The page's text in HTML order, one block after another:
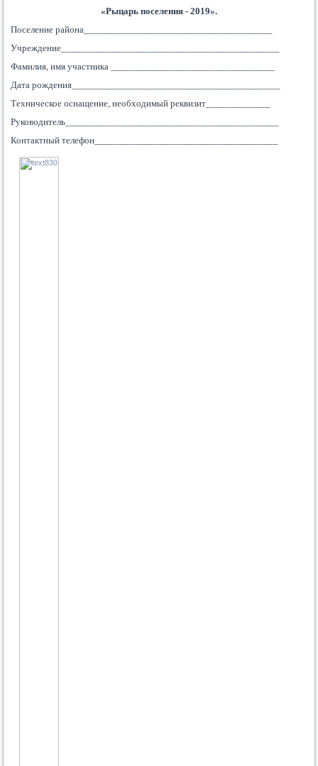
«Рыцарь поселения - 2019».
Поселение района______________________________________
Учреждение____________________________________________
Фамилия, имя участника _________________________________
Дата рождения__________________________________________
Техническое оснащение, необходимый реквизит_____________
Руководитель___________________________________________
Контактный телефон_____________________________________